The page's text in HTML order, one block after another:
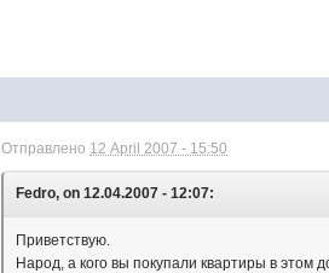
Отправлено 12 April 2007 - 15:50
Fedro, on 12.04.2007 - 12:07:
Приветствую.
Народ, а кого вы покупали квартиры в этом